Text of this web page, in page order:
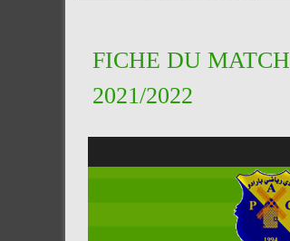
FICHE DU MATCH
2021/2022